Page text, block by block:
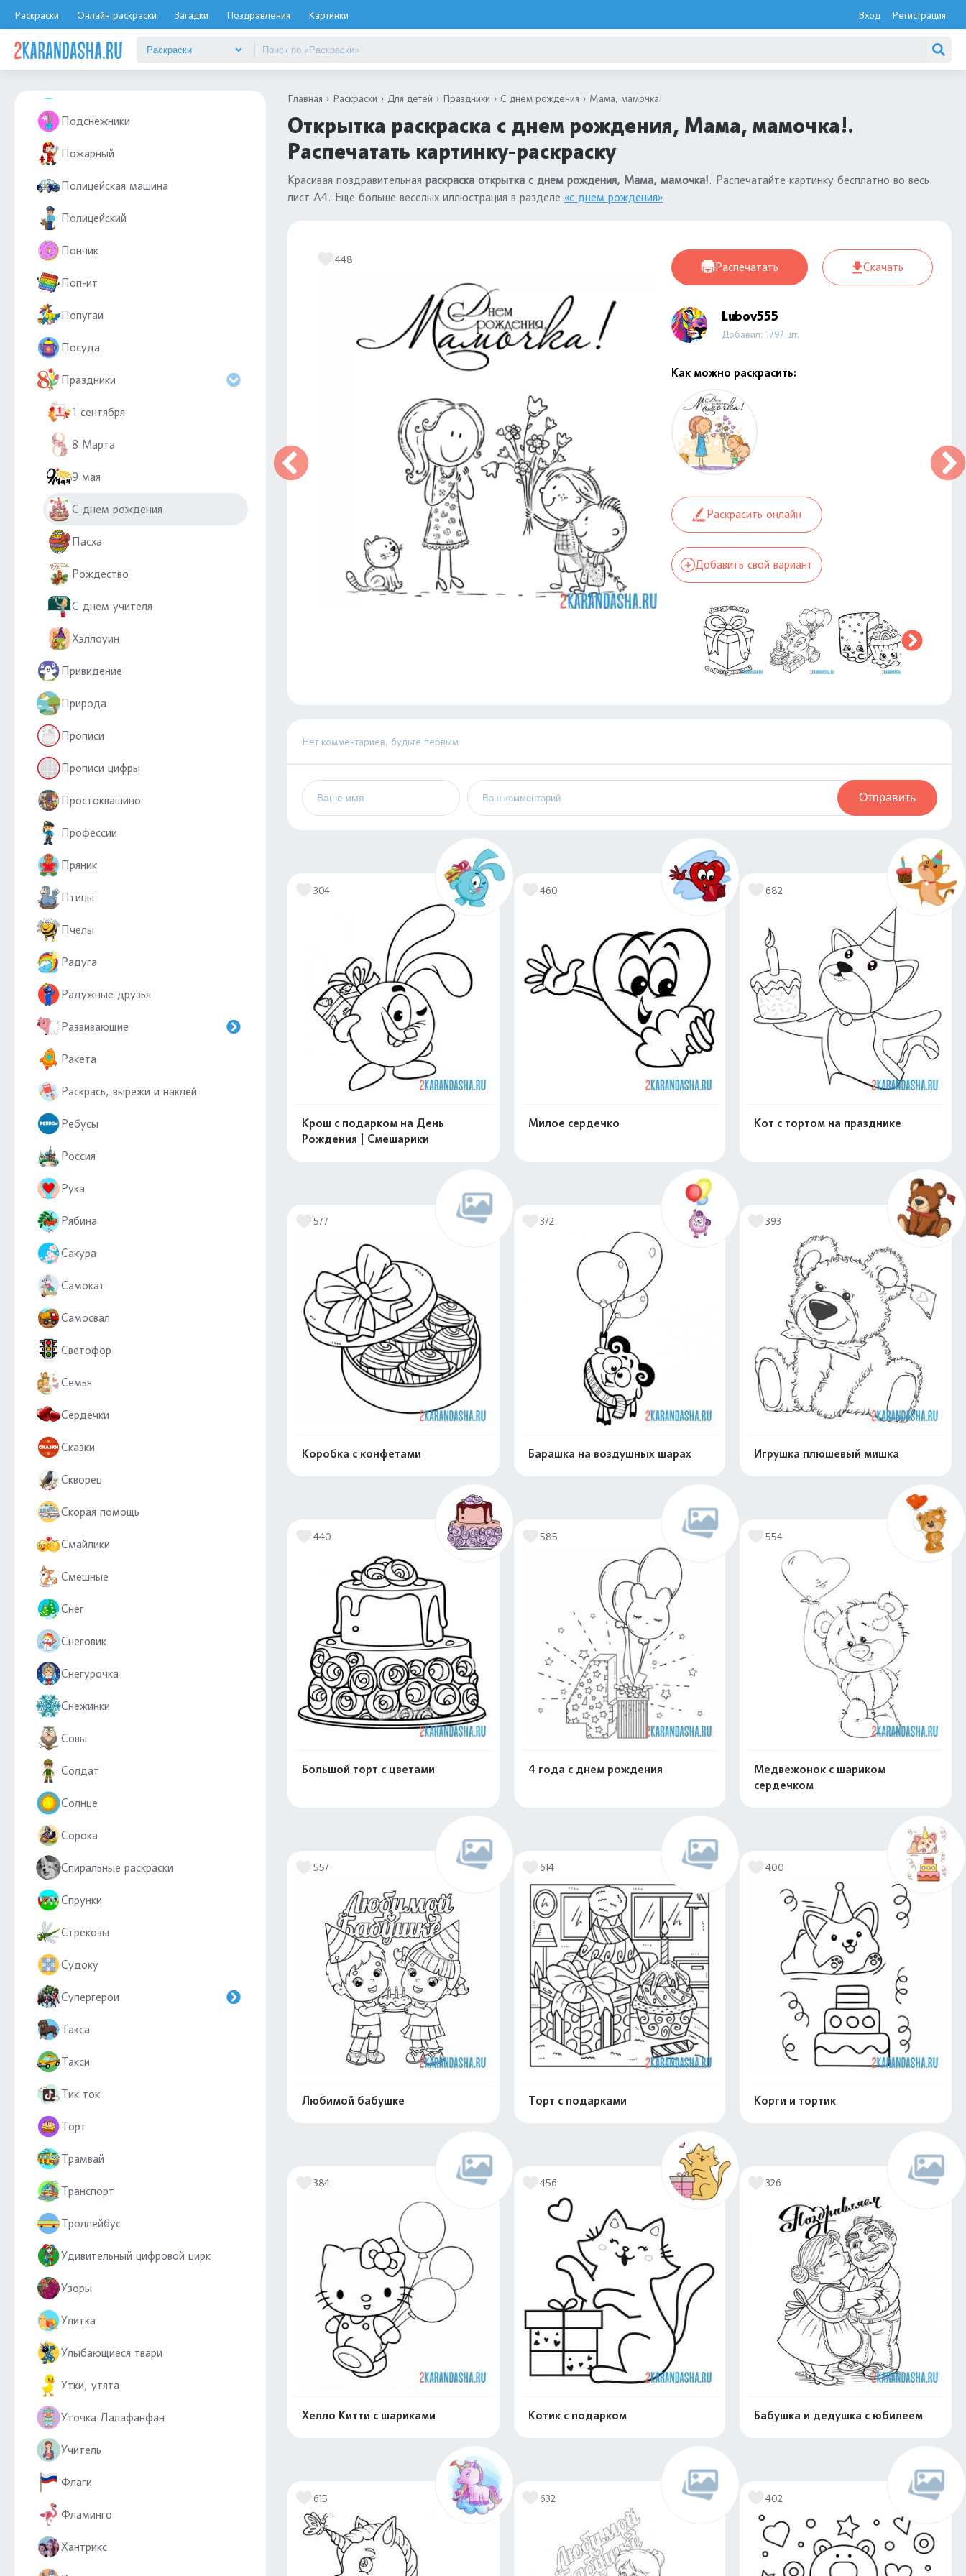
Раскраски Онлайн раскраски Загадки Поздравления Картинки Вход Регистрация
Подарки
Подснежники
Пожарный
Полицейская машина
Полицейский
Пончик
Поп-ит
Попугаи
Посуда
Праздники
1 сентября
8 Марта
9 мая
С днем рождения
Пасха
Рождество
С днем учителя
Хэллоуин
Привидение
Природа
Прописи
Прописи цифры
Простоквашино
Профессии
Пряник
Птицы
Пчелы
Радуга
Радужные друзья
Развивающие
Ракета
Раскрась, вырежи и наклей
Ребусы
Россия
Рука
Рябина
Сакура
Самокат
Самосвал
Светофор
Семья
Сердечки
Сказки
Скворец
Скорая помощь
Смайлики
Смешные
Снег
Снеговик
Снегурочка
Снежинки
Совы
Солдат
Солнце
Сорока
Спиральные раскраски
Спрунки
Стрекозы
Судоку
Супергерои
Такса
Такси
Тик ток
Торт
Трамвай
Транспорт
Троллейбус
Удивительный цифровой цирк
Узоры
Улитка
Улыбающиеся твари
Утки, утята
Уточка Лалафанфан
Учитель
Флаги
Фламинго
Хантрикс
Главная Раскраски Для детей Праздники С днем рождения Мама, мамочка!
Открытка раскраска с днем рождения, Мама, мамочка!.
Распечатать картинку-раскраску
Красивая поздравительная раскраска открытка с днем рождения, Мама, мамочка!. Распечатайте картинку бесплатно во весь
лист А4. Еще больше веселых иллюстрация в разделе «с днем рождения»
448
Распечатать Скачать
Lubov555
Добавил: 1797 шт.
Как можно раскрасить:
Раскрасить онлайн
Добавить свой вариант
Нет комментариев, будьте первым
Отправить
304
Крош с подарком на День
Рождения | Смешарики
460
Милое сердечко
682
Кот с тортом на празднике
577
Коробка с конфетами
372
Барашка на воздушных шарах
393
Игрушка плюшевый мишка
440
Большой торт с цветами
585
4 года с днем рождения
554
Медвежонок с шариком
сердечком
557
Любимой бабушке
614
Торт с подарками
400
Корги и тортик
384
Хелло Китти с шариками
Распечатать и скачать
456
Котик с подарком
326
Бабушка и дедушка с юбилеем
615 632 402